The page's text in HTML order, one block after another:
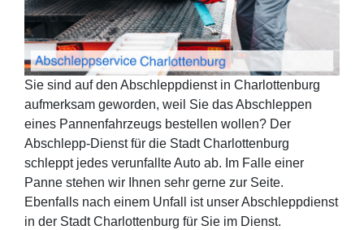
Sie sind auf den Abschleppdienst in Charlottenburg
aufmerksam geworden, weil Sie das Abschleppen
eines Pannenfahrzeugs bestellen wollen? Der
Abschlepp-Dienst für die Stadt Charlottenburg
schleppt jedes verunfallte Auto ab. Im Falle einer
Panne stehen wir Ihnen sehr gerne zur Seite.
Ebenfalls nach einem Unfall ist unser Abschleppdienst
in der Stadt Charlottenburg für Sie im Dienst.